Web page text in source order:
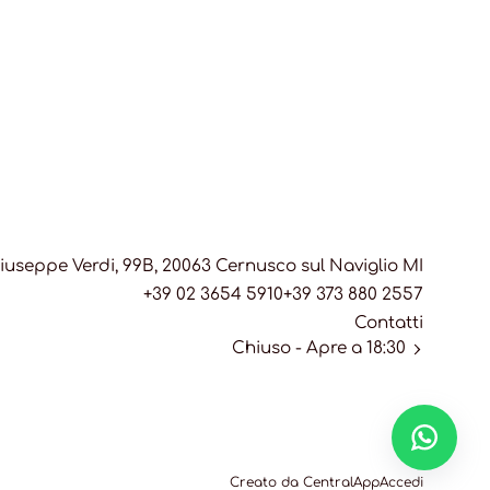
Verdi, 99B, 20063 Cernusco sul Naviglio MI
+39 02 3654 5910+39 373 880 2557
Contatti
Chiuso- Apre a 18:30
Creato da CentralAppAccedi